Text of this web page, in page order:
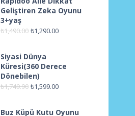
Geliştiren Zeka Oyunu
3+yaş
₺1,490.00 ₺1,290.00
Siyasi Dünya
Küresi(360 Derece
Dönebilen)
₺1,749.90 ₺1,599.00
Buz Küpü Kutu Oyunu